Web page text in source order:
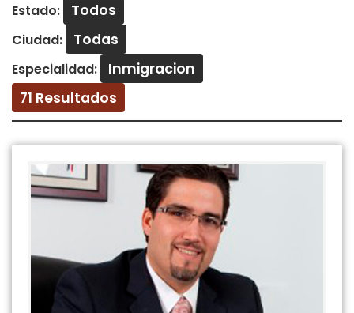
Estado: Todos
Ciudad: Todas
Especialidad:
Inmigracion
71 Resultados